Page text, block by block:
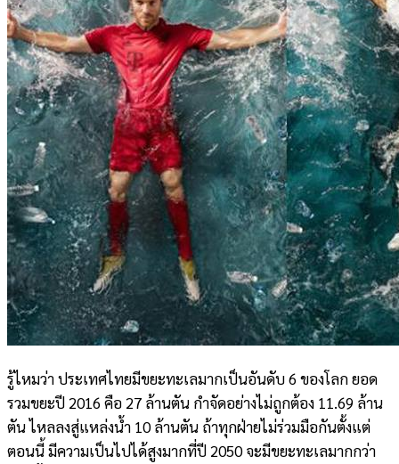
รู้ไหมว่า ประเทศไทยมีขยะทะเลมากเป็นอันดับ 6 ของโลก ยอด
รวมขยะปี 2016 คือ 27 ล้านตัน กำจัดอย่างไม่ถูกต้อง 11.69 ล้าน
ตัน ไหลลงสู่แหล่งน้ำ 10 ล้านตัน ถ้าทุกฝ่ายไม่ร่วมมือกันตั้งแต่
ตอนนี้ มีความเป็นไปได้สูงมากที่ปี2050 จะมีขยะทะเลมากกว่า